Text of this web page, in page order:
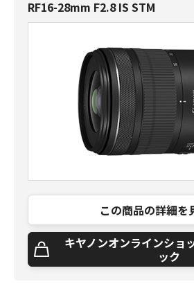
RF16-28mm F2.8 IS STM
この商品の詳細を
キヤノンオンラインショ
ック